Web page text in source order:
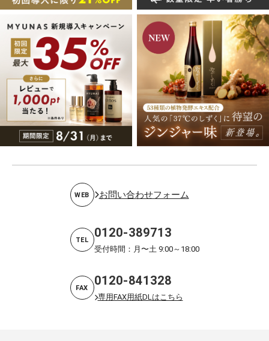
WEB お問い合わせフォーム
TEL 0120-389713
受付時間：月〜土 9:00～18:00
FAX 0120-841328
専用FAX用紙DLはこちら